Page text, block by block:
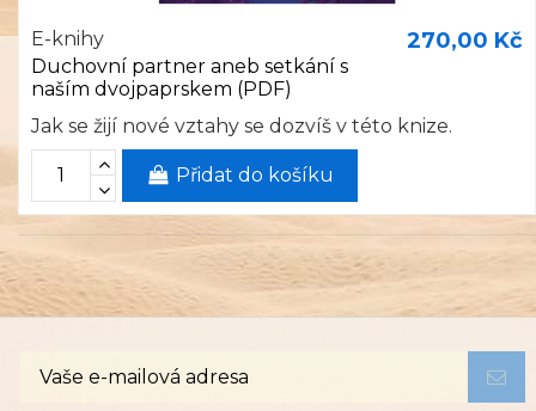
E-knihy
Duchovní partner aneb setkání s
naším dvojpaprskem (PDF)
270,00 Kč
Jak se žijí nové vztahy se dozvíš v této knize.
Přidat do košíku